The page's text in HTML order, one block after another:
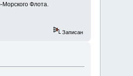
Флота.
Записан